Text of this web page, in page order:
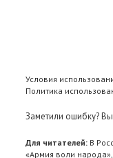
Условия
Политика
Заметили ошибку?
Для читателей: В
«Армия воли